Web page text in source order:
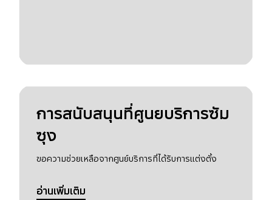
การสนับสนุนที่ศูนยบริการซัม
ซุง
ขอความช่วยเหลือจากศูนย์บริการที่ได้รับการแต่งตั้ง
อ่านเพิ่มเติม